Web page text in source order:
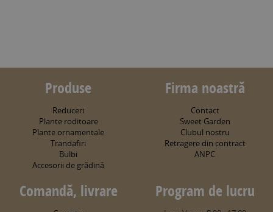
Produse
Reduceri
Plante roditoare
Plante ornamentale
Trandafiri
Bulbi
Accesorii de grădină
Firma noastră
Contact
Sweet Garden
Clubul nostru
Retragere din contract
ANPC
Comandă, livrare Program de lucru